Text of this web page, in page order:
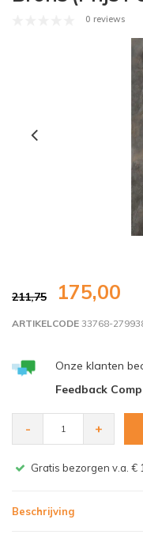
0 reviews
211,75 175,00
ARTIKELCODE 33768-
Onze klanten
Feedback
- +
Gratis bezorgen v.a. €
Beschrijving